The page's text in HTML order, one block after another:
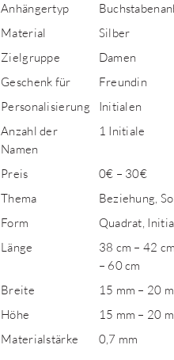
Anhängertyp
Material
Silber
Zielgruppe
Damen
Geschenk für
Freundin
Personalisierung
Initialen
Anzahl der
Namen
1 Initiale
Preis
0€ – 30€
Thema
Beziehung,
Form
Quadrat,
Länge
38 cm – 42
– 60 cm
Breite
15 mm – 20
Höhe
15 mm – 20
Materialstärke
0,7 mm